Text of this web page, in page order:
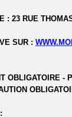
: 23 RUE
SUR :
OBLIGATOIRE -